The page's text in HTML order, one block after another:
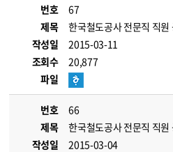
번호
67
제목
한국철도공사 전문직 직
작성일
2015-03-11
조회수
20,877
파일
번호
66
제목
한국철도공사 전문직 직
작성일
2015-03-04